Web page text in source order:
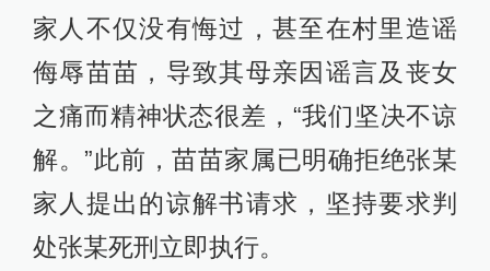
家人不仅没有悔过，甚至在村里造谣
侮辱苗苗，导致其母亲因谣言及丧女
之痛而精神状态很差，“我们坚决不谅
解。”此前，苗苗家属已明确拒绝张某
家人提出的谅解书请求，坚持要求判
处张某死刑立即执行。